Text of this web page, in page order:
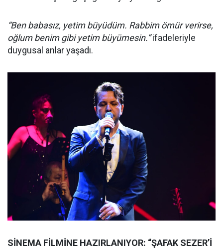
“Ben babasız, yetim büyüdüm. Rabbim ömür verirse,
oğlum benim gibi yetim büyümesin.”ifadeleriyle
duygusal anlar yaşadı.
SİNEMA FİLMİNE HAZIRLANIYOR: “ŞAFAK SEZER’İ